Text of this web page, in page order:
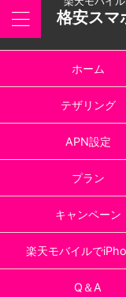
格安スマ
ホーム
テザリング
APN設定
プラン
キャンペーン
楽天モバイルで
Q＆A